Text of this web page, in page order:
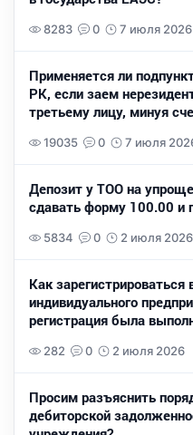
8283 0 7 июля 2026
Применяется ли
РК, если заем
третьему лицу, минуя
19035 0 7 июля
Депозит у ТОО на
сдавать форму 100.00 и
5834 0 2 июля 2026
Как
индивидуального
регистрация была
282 0 2 июля 2026
Просим разъяснить
дебиторской